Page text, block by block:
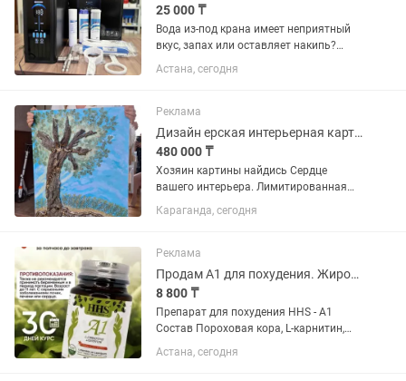
25 000 ₸
Вода из-под крана имеет неприятный
вкус, запах или оставляет накипь?
Решение есть! Установим
современный фильтр для воды, и уже
вкусную и безопасную воду прямо из...
Астана, сегодня
Реклама
Дизайн ерская интерьерная картина ДРЕВО ЖИЗНИ
480 000 ₸
Хозяин картины найдись Сердце
вашего интерьера. Лимитированная
коллекция: Вторая картина "ДАРЫ
ПРИРОДЫ Казахстана" Название
современном стиле, но ощущениями
изобилия природы...
Караганда, сегодня
Реклама
Продам A1 для похудения. Жиросжигатель. L-Carnitine
8 800 ₸
Препарат для похудения HHS - A1
Состав Пороховая кора, L-карнитин,
кардамон, имбирь, гарциния, лапидус,
галангал, фенхель, корица, гвоздика,
Астана, сегодня